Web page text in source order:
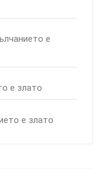
е
е злато
е злато